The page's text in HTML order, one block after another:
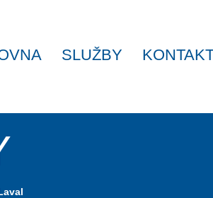
SLUŽBY